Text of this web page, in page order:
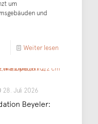
um
und
Weiter lesen
28. Juli 2026
Beyeler: